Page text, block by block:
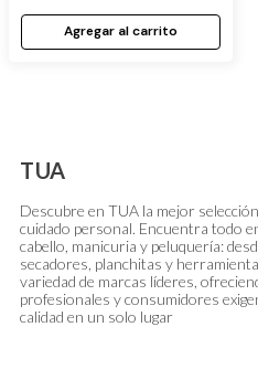
Agregar al carrito
TUA
Descubre en TUA la mejor
cuidado personal. Encuentra todo
cabello, manicuria y peluquería:
secadores, planchitas y
variedad de marcas líderes,
profesionales y consumidores
calidad en un solo lugar